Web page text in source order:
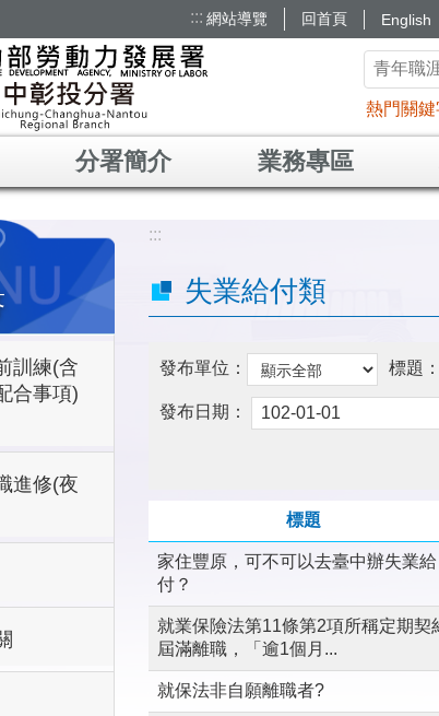
::: 網站導覽 回首頁 English
熱門關鍵
分署簡介 業務專區
訓練(含
合事項)
進修(夜
:::
失業給付類
發布單位： 標題：
發布日期：
標題
家住豐原，可不可以去臺中辦失業給
付？
就業保險法第11條第2項所稱定期契
屆滿離職，「逾1個月...
就保法非自願離職者?